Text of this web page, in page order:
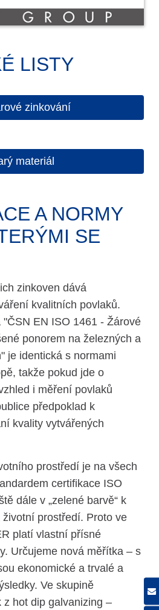
LISTY
zinkování
materiál
A NORMY
SE
zinkoven dává
kvalitních povlaků.
EN ISO 1461 - Žárové
ponorem na železných a
je identická s normami
takže pokud jde o
i měření povlaků
předpoklad k
kvality vytvářených
prostředí je na všech
certifikace ISO
dále v „zelené barvě“ k
prostředí. Proto ve
platí vlastní přísné
Určujeme nová měřítka – s
ekonomické a trvalé a
Ve skupině
hot dip galvanizing –